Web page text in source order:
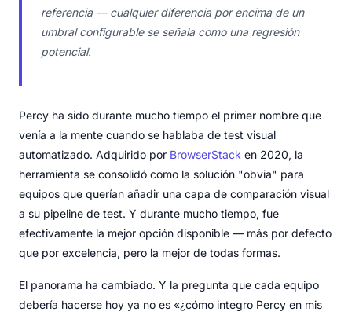
referencia — cualquier diferencia por encima de un
umbral configurable se señala como una regresión
potencial.
Percy ha sido durante mucho tiempo el primer nombre que
venía a la mente cuando se hablaba de test visual
automatizado. Adquirido por BrowserStack en 2020, la
herramienta se consolidó como la solución "obvia" para
equipos que querían añadir una capa de comparación visual
a su pipeline de test. Y durante mucho tiempo, fue
efectivamente la mejor opción disponible — más por defecto
que por excelencia, pero la mejor de todas formas.
El panorama ha cambiado. Y la pregunta que cada equipo
debería hacerse hoy ya no es «¿cómo integro Percy en mis